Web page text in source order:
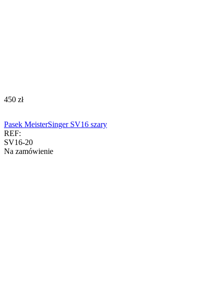
‍450‍ zł
Pasek MeisterSinger SV16 szary
REF:
SV16-20
Na zamówienie